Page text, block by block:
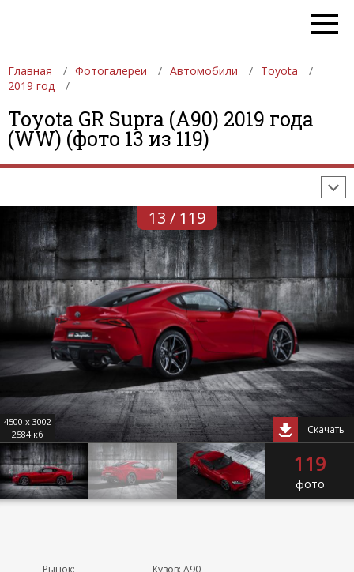
Главная Фотогалереи Автомобили
Toyota
2019 год
Toyota GR Supra (A90) 2019 года
(WW) (фото 13 из 119)
ФОТОГАЛЕРЕИ АВТОМОБИЛИ
ДЕВУШКИ
АВТОСАЛОНЫ
ФОРМУЛА-1
13 / 119
4500 x 3002
2584 кб
Скачать
119
фото